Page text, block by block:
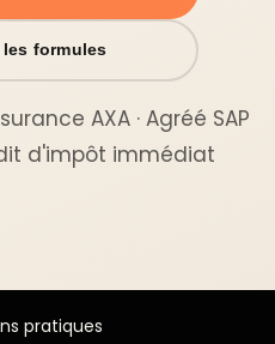
formules
AXA · Agréé SAP
d'impôt immédiat
pratiques